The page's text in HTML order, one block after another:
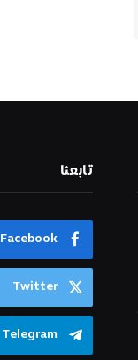
تابعنا
Facebook
Twitter
Telegram